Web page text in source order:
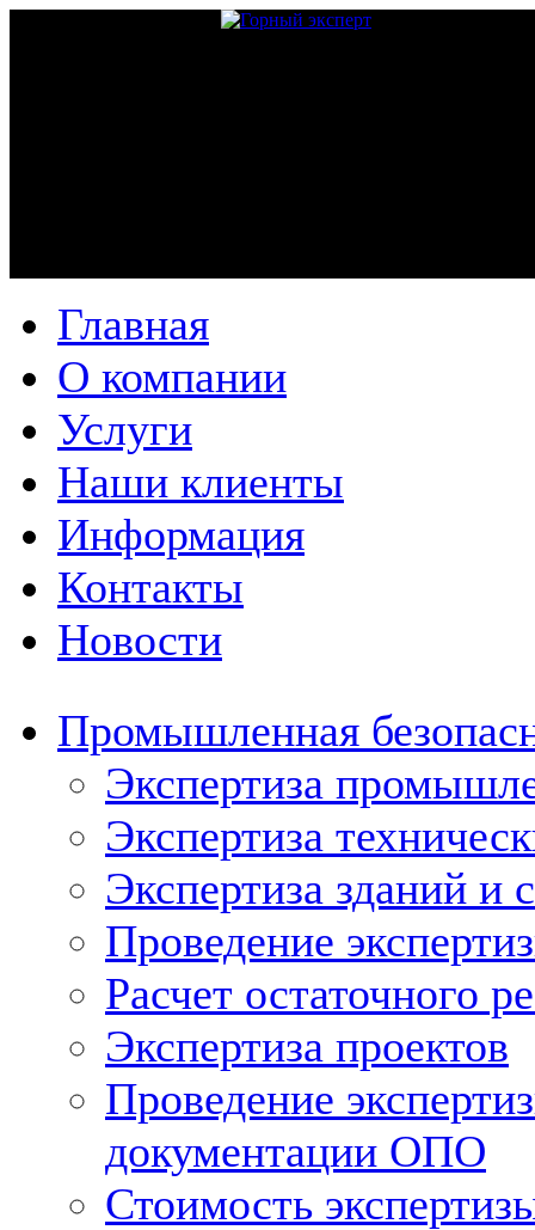
Главная
О компании
Услуги
Наши клиенты
Информация
Контакты
Новости
Промышленная
Экспертиза
Экспертиза
Экспертиза зданий и
Проведение
Расчет остаточного
Экспертиза проектов
Проведение
документации ОПО
Стоимость